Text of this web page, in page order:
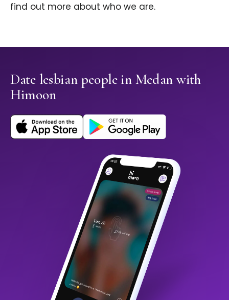
find out more about who we are.
Date lesbian people in Medan with
Himoon